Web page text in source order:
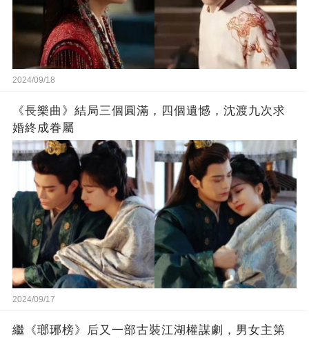
2024/09/18
《長樂曲》結局三個圓滿，四個遺憾，沈渡九次求
婚終成眷屬
2024/09/17
繼《瑯琊榜》后又一部古裝江湖權謀劇，男女主第